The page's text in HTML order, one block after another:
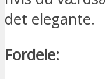
det elegante.
Fordele: